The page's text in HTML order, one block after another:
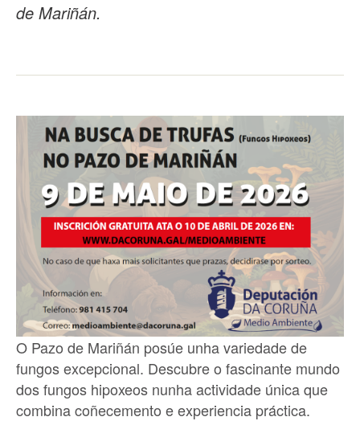
de Mariñán.
O Pazo de Mariñán posúe unha variedade de
fungos excepcional. Descubre o fascinante mundo
dos fungos hipoxeos nunha actividade únicaque
combina coñecemento e experiencia práctica.